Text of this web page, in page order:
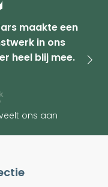
maakte een
in ons
heel blij mee.
ons aan